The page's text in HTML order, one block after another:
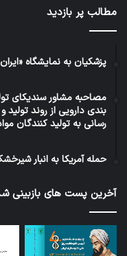
مطالب پر بازدید
پزشکیان به نمایشگاه
مصاحبه مشاور سندیکای
بندی دارویی از روند
رسانی به تولید کنندگان
حمله آمریکا به انبار
آخرین پست های بازبینی